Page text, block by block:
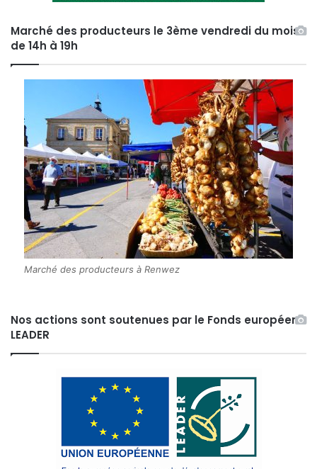
Marché des producteurs le 3ème vendredi du mois
de 14h à 19h
Marché des producteurs à Renwez
Nos actions sont soutenues par le Fonds européen
LEADER